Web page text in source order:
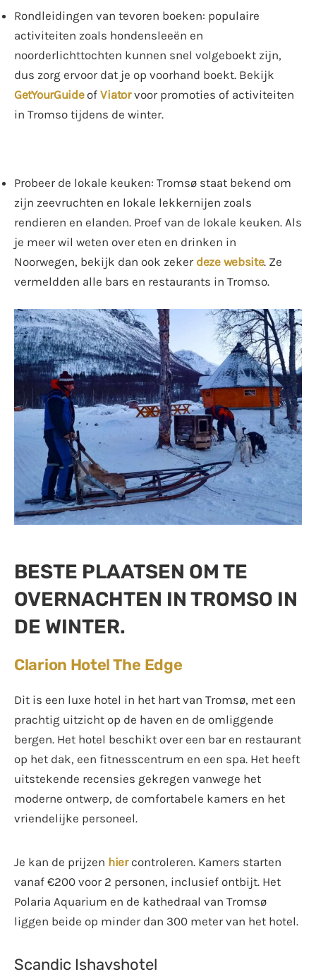
Rondleidingen van tevoren boeken: populaire
activiteiten zoals hondensleeën en
noorderlichttochten kunnen snel volgeboekt zijn,
dus zorg ervoor dat je op voorhand boekt. Bekijk
GetYourGuideofViatorvoor promoties of activiteiten
in Tromso tijdens de winter.
Probeer de lokale keuken: Tromsø staat bekend om
zijn zeevruchten en lokale lekkernijen zoals
rendieren en elanden. Proef van de lokale keuken. Als
je meer wil weten over eten en drinken in
Noorwegen, bekijk dan ook zeker deze website. Ze
vermeldden alle bars en restaurants in Tromso.
BESTE PLAATSEN OM TE
OVERNACHTEN IN TROMSO IN
DE WINTER.
Clarion Hotel The Edge
Dit is een luxe hotel in het hart van Tromsø, met een
prachtig uitzicht op de haven en de omliggende
bergen. Het hotel beschikt over een bar en restaurant
op het dak, een fitnesscentrum en een spa. Het heeft
uitstekende recensies gekregen vanwege het
moderne ontwerp, de comfortabele kamers en het
vriendelijke personeel.
Je kan de prijzen hiercontroleren. Kamers starten
vanaf €200 voor 2 personen, inclusief ontbijt. Het
Polaria Aquarium en de kathedraal van Tromsø
liggen beide op minder dan 300 meter van het hotel.
Scandic Ishavshotel